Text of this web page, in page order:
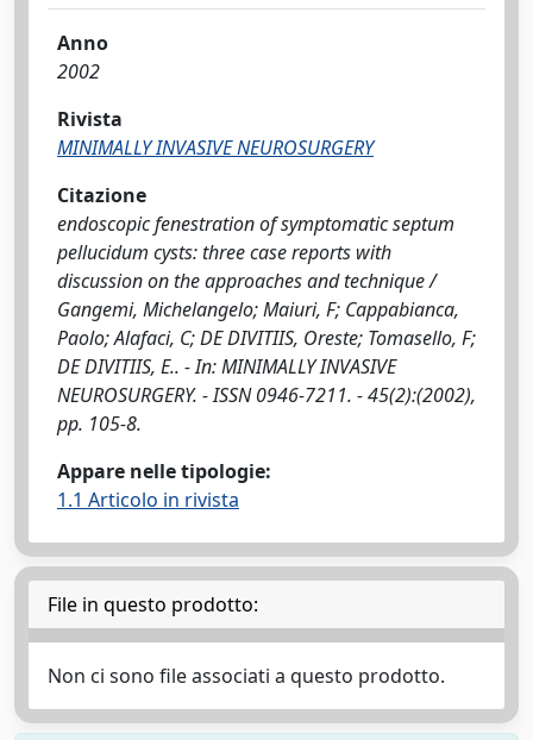
Anno
2002
Rivista
MINIMALLY INVASIVE NEUROSURGERY
Citazione
endoscopic fenestration of symptomatic septum
pellucidum cysts: three case reports with
discussion on the approaches and technique /
Gangemi, Michelangelo; Maiuri, F; Cappabianca,
Paolo; Alafaci, C; DE DIVITIIS, Oreste; Tomasello, F;
DE DIVITIIS, E.. - In: MINIMALLY INVASIVE
NEUROSURGERY. - ISSN 0946-7211. - 45(2):(2002),
pp. 105-8.
Appare nelle tipologie:
1.1 Articolo in rivista
File in questo prodotto:
Non ci sono file associati a questo prodotto.